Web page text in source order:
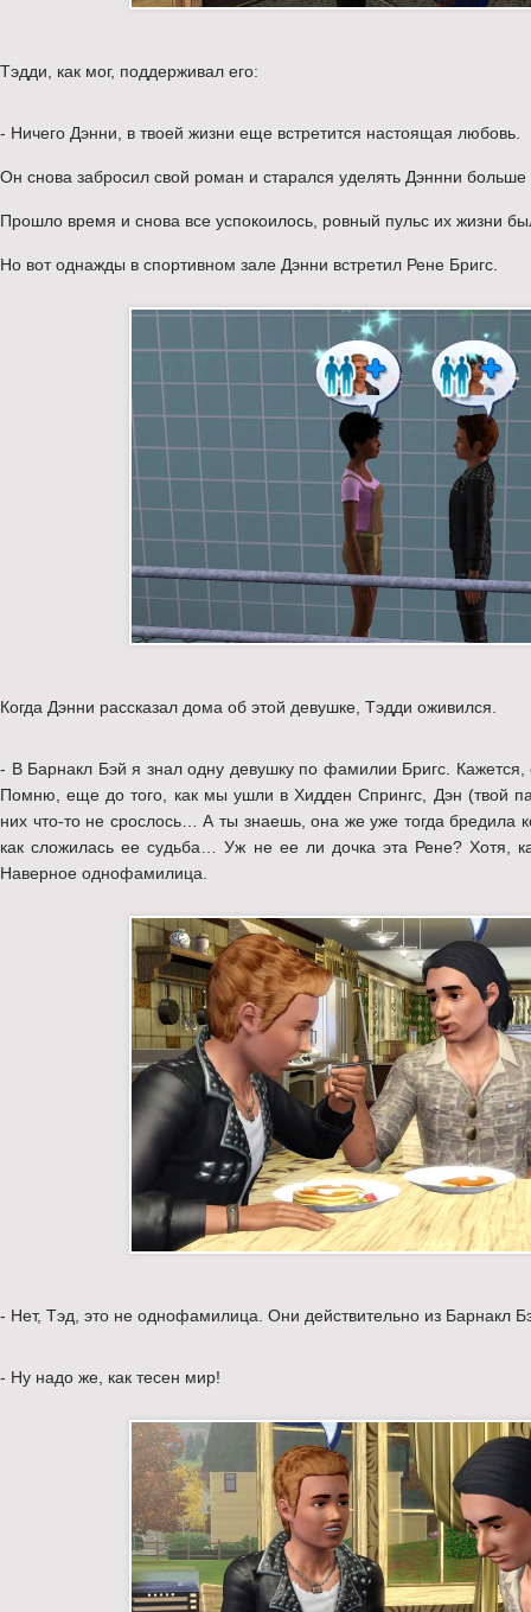
Тэдди, как мог, поддерживал его:
- Ничего Дэнни, в твоей жизни еще встретится настоящая любовь.
Он снова забросил свой роман и старался уделять Дэннни
Прошло время и снова все успокоилось, ровный пульс их жизни
Но вот однажды в спортивном зале Дэнни встретил Рене Бригс.
Когда Дэнни рассказал дома об этой девушке, Тэдди оживился.
- В Барнакл Бэй я знал одну девушку по фамилии Бригс.
Помню, еще до того, как мы ушли в Хидден Спрингс, Дэн (твой
них что-то не срослось… А ты знаешь, она же уже тогда
как сложилась ее судьба… Уж не ее ли дочка эта Рене? Хотя,
Наверное однофамилица.
- Нет, Тэд, это не однофамилица. Они действительно из Барнакл
- Ну надо же, как тесен мир!